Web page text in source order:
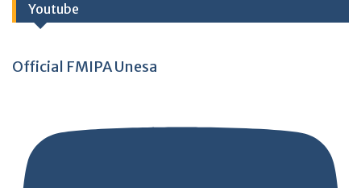
Youtube
Official FMIPA Unesa